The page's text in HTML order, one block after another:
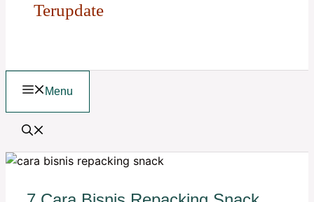
Terupdate
Menu